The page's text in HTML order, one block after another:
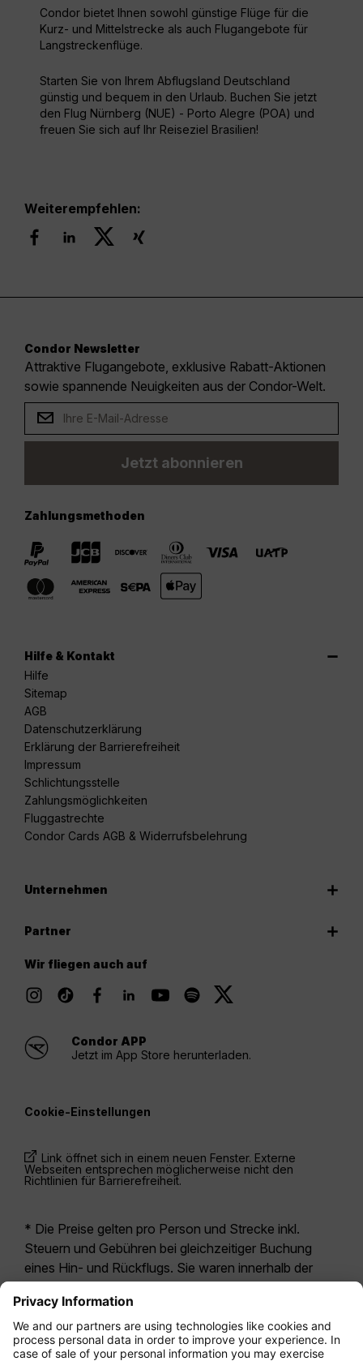
Condor bietet Ihnen sowohl günstige Flüge für die
Kurz- und Mittelstrecke als auch Flugangebote für
Langstreckenflüge.
Starten Sie von Ihrem Abflugsland Deutschland
günstig und bequem in den Urlaub. Buchen Sie jetzt
den Flug Nürnberg (NUE) - Porto Alegre (POA) und
freuen Sie sich auf Ihr Reiseziel Brasilien!
Weiterempfehlen:
Condor Newsletter
Attraktive Flugangebote, exklusive Rabatt-Aktionen
sowie spannende Neuigkeiten aus der Condor-Welt.
Jetzt abonnieren
Zahlungsmethoden
Hilfe & Kontakt
Hilfe
Sitemap
AGB
Datenschutzerklärung
Erklärung der Barrierefreiheit
Impressum
Schlichtungsstelle
Zahlungsmöglichkeiten
Fluggastrechte
Condor Cards AGB & Widerrufsbelehrung
Unternehmen
Partner
Wir fliegen auch auf
Condor APP
Jetzt im App Store herunterladen.
Cookie-Einstellungen
Link öffnet sich in einem neuen Fenster. Externe
Webseiten entsprechen möglicherweise nicht den
Richtlinien für Barrierefreiheit.
* Die Preise gelten pro Person und Strecke inkl.
Steuern und Gebühren bei gleichzeitiger Buchung
eines Hin- und Rückflugs. Sie waren innerhalb der
möglicherweise nicht mehr aktuell. Bei den für die
Economy Class angegebenen Tarifen handelt es
sich i.d.R. um Economy Zero, unsere restriktivste